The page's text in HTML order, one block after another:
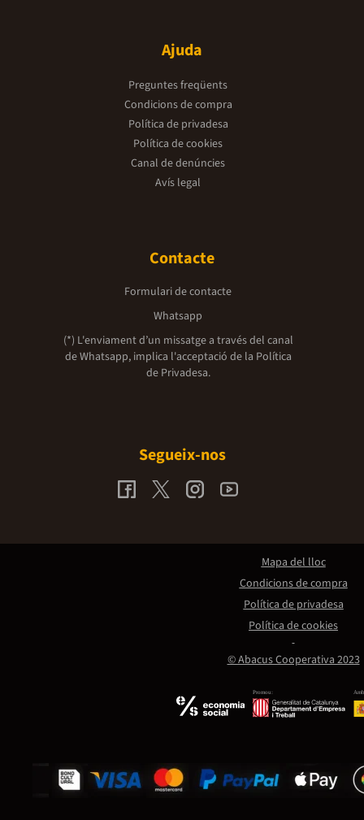
Ajuda
Preguntes freqüents
Condicions de compra
Política de privadesa
Política de cookies
Canal de denúncies
Avís legal
Contacte
Formulari de contacte
Whatsapp
(*) L'enviament d’un missatge a través del canal
de Whatsapp, implica l'acceptació de la Política
de Privadesa.
Segueix-nos
Promou:
© Abacus Cooperativa 2023
Mapa del lloc
Condicions de compra
Política de privadesa
Política de cookies